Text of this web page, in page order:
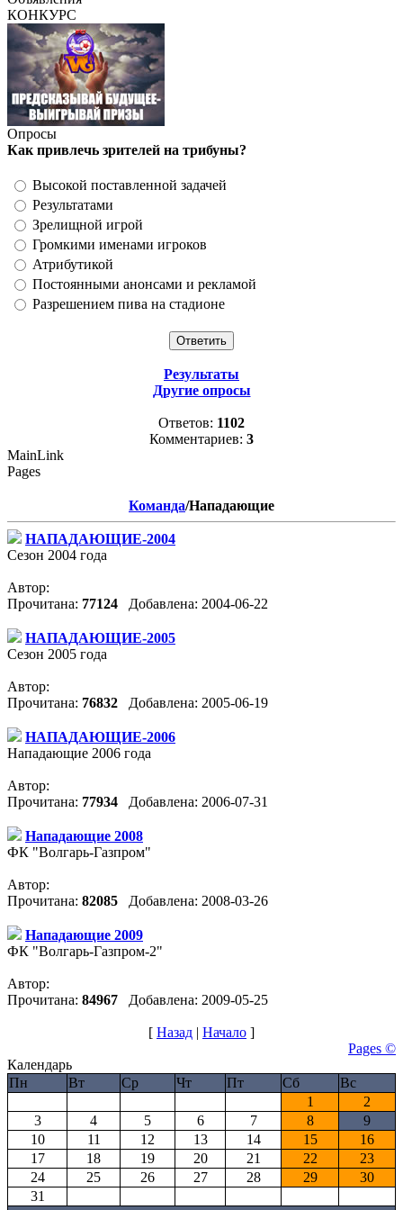
КОНКУРС
Опросы
Как привлечь зрителей на трибуны?
Высокой поставленной задачей
Результатами
Зрелищной игрой
Громкими именами игроков
Атрибутикой
Постоянными анонсами и рекламой
Разрешением пива на стадионе
Результаты
Другие опросы
Ответов: 1102
Комментариев: 3
MainLink
Pages
Команда/Нападающие
НАПАДАЮЩИЕ-2004
Сезон 2004 года
Автор:
Прочитана: 77124 Добавлена: 2004-06-22
НАПАДАЮЩИЕ-2005
Сезон 2005 года
Автор:
Прочитана: 76832 Добавлена: 2005-06-19
НАПАДАЮЩИЕ-2006
Нападающие 2006 года
Автор:
Прочитана: 77934 Добавлена: 2006-07-31
Нападающие 2008
ФК "Волгарь-Газпром"
Автор:
Прочитана: 82085 Добавлена: 2008-03-26
Нападающие 2009
ФК "Волгарь-Газпром-2"
Автор:
Прочитана: 84967 Добавлена: 2009-05-25
[ Назад | Начало ]
Pages ©
Календарь
Пн
Вт Ср Чт Пт Сб
Вс
1
2
3
4 5 6 7 8
9
10
11 12 13 14 15
16
17
18 19 20 21 22
23
24
25 26 27 28 29
30
31